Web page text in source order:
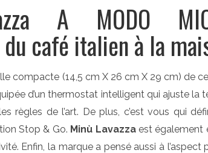
A MODO
du café italien à la
compacte (14,5 cm X 26 cm X 29 cm) de
d’un thermostat intelligent qui ajuste la
règles de l’art. De plus, c’est vous qui
Stop & Go. Minù Lavazzaest également
Enfin, la marque a pensé aussi à l’aspect